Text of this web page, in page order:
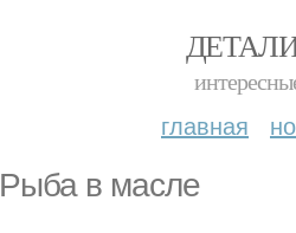
главная
Рыба в масле